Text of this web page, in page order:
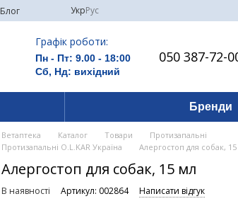
Блог УкрРус
Графік роботи:
Пн - Пт: 9.00 - 18:00
Сб, Нд: вихідний
050 387-72-
Бренди
Ветаптека Каталог Товари
Протизапальні
Протизапальні O.L.KAR Україна
Алергостоп для собак,
Алергостоп для собак, 15 мл
В наявності Артикул: 002864 Написати відгук